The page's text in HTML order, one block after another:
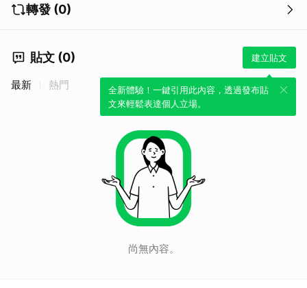
轉發 (0)
貼文 (0) 建立貼文
全新體驗！一鍵引用此內容，透過發布貼
文來輕鬆表達個人立場。
最新 熱門
尚無內容。